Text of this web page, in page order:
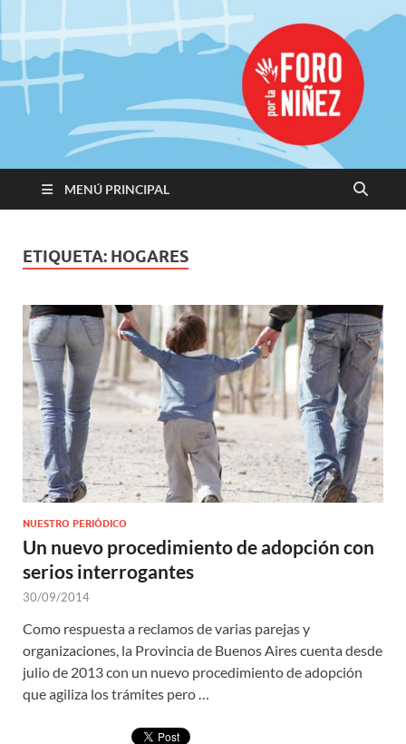
Promoviendo
Derechos,
Construimos
Igualdad
MENÚ PRINCIPAL
ETIQUETA: HOGARES
NUESTRO PERIÓDICO
Un nuevo procedimiento de adopción con
serios interrogantes
30/09/2014
Como respuesta a reclamos de varias parejas y
organizaciones, la Provincia de Buenos Aires cuenta desde
julio de 2013 con un nuevo procedimiento de adopción
que agiliza los trámites pero …